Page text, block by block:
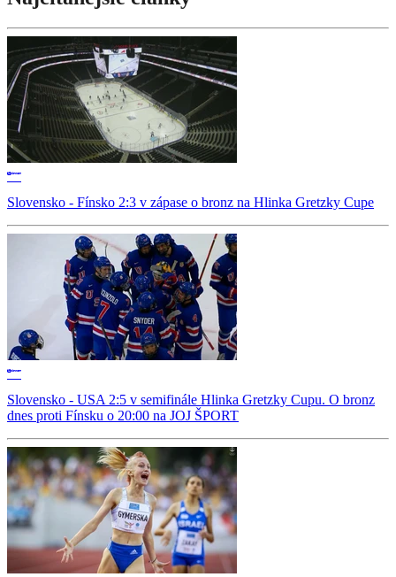
Slovensko - Fínsko 2:3 v zápase o bronz na Hlinka Gretzky Cupe
Slovensko - USA 2:5 v semifinále Hlinka Gretzky Cupu. O bronz
dnes proti Fínsku o 20:00 na JOJ ŠPORT